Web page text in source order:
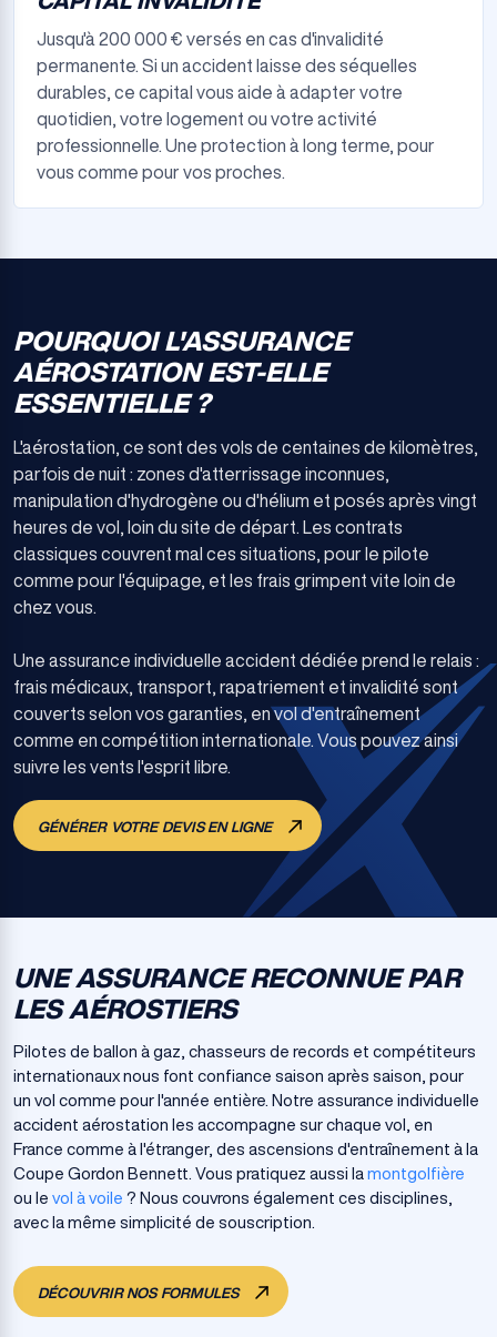
Jusqu'à 200 000 € versés en cas d'invalidité
permanente. Si un accident laisse des séquelles
durables, ce capital vous aide à adapter votre
quotidien, votre logement ou votre activité
professionnelle. Une protection à long terme, pour
vous comme pour vos proches.
POURQUOI L'ASSURANCE
AÉROSTATION EST-ELLE
ESSENTIELLE ?
L'aérostation, ce sont des vols de centaines de kilomètres,
parfois de nuit : zones d'atterrissage inconnues,
manipulation d'hydrogène ou d'hélium et posés après vingt
heures de vol, loin du site de départ. Les contrats
classiques couvrent mal ces situations, pour le pilote
comme pour l'équipage, et les frais grimpent vite loin de
chez vous.
Une assurance individuelle accident dédiée prend le relais :
frais médicaux, transport, rapatriement et invalidité sont
couverts selon vos garanties, en vol d'entraînement
comme en compétition internationale. Vous pouvez ainsi
suivre les vents l'esprit libre.
GÉNÉRER VOTRE DEVIS EN LIGNE
UNE ASSURANCE RECONNUE PAR
LES AÉROSTIERS
Pilotes de ballon à gaz, chasseurs de records et compétiteurs
internationaux nous font confiance saison après saison, pour
un vol comme pour l'année entière. Notre assurance individuelle
accident aérostation les accompagne sur chaque vol, en
France comme à l'étranger, des ascensions d'entraînement à la
Coupe Gordon Bennett. Vous pratiquez aussi la montgolfière
ou le vol à voile ? Nous couvrons également ces disciplines,
avec la même simplicité de souscription.
DÉCOUVRIR NOS FORMULES